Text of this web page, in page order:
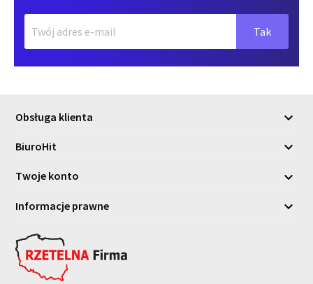
Obsługa klienta 
BiuroHit 
Twoje konto 
Informacje prawne 